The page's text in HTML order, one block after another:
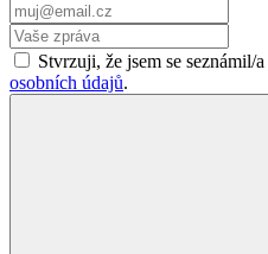
Stvrzuji, že jsem se seznámil/a
osobních údajů.